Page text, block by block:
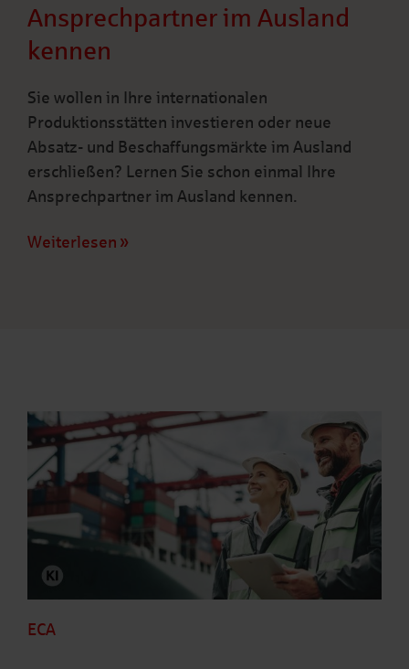
Ansprechpartner im Ausland
kennen
Sie wollen in Ihre internationalen
Produktionsstätten investieren oder neue
Absatz- und Beschaffungsmärkte im Ausland
erschließen? Lernen Sie schon einmal Ihre
Ansprechpartner im Ausland kennen.
Weiterlesen
ECA